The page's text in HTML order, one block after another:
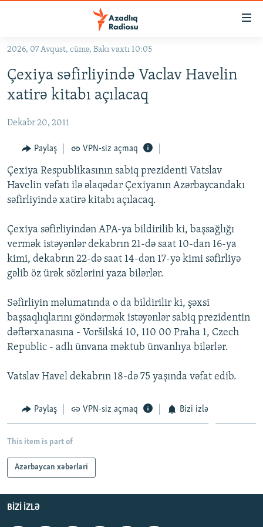
Əsas
qayıt
Əsas
qayıt
#İZAHLA
#ƏSLINDƏ
FƏRQƏ BAX
QANUNI DOĞRU
ARAŞDIRMA
VIDEO
FOTOQALEREYA
İNFOQRAFIKA
KARIKATURA
RADIO ARXIV
OXU ZALI
AZƏRBAYCAN ƏDƏBIYYATI KITABXANASI
İSLAM VƏ DEMOKRATIYA
İZ - MƏDƏNIYYƏT PROQRAMI
HAQQIMIZDA
MISSIYAMIZ
PEŞƏ ETIKASI VƏ JURNALISTIKA STANDARTLARIMIZ
MATERIALLARIMIZDAN ISTIFADƏ
AZADLIQRADIOSU MOBIL TELEFONUNUZDA
XƏBƏR BÜLLETENLƏRIMIZ
RFE/RL-in bütün saytları
2026, 07 Avqust, cümə, Bakı vaxtı 10:05
Çexiya səfirliyində Vaclav Havelin
xatirə kitabı açılacaq
Dekabr 20, 2011
Paylaş VPN-siz açmaq
Çexiya Respublikasının sabiq prezidenti Vatslav
Havelin vəfatı ilə əlaqədar Çexiyanın Azərbaycandakı
səfirliyində xatirə kitabı açılacaq.
Çexiya səfirliyindən APA-ya bildirilib ki, başsağlığı
vermək istəyənlər dekabrın 21-də saat 10-dan 16-ya
kimi, dekabrın 22-də saat 14-dən 17-yə kimi səfirliyə
gəlib öz ürək sözlərini yaza bilərlər.
Səfirliyin məlumatında o da bildirilir ki, şəxsi
başsaqlıqlarını göndərmək istəyənlər sabiq prezidentin
dəftərxanasına - Voršilská 10, 110 00 Praha 1, Czech
Republic - adlı ünvana məktub ünvanlıya bilərlər.
Vatslav Havel dekabrın 18-də 75 yaşında vəfat edib.
Paylaş VPN-siz açmaq Bizi izlə
This item is part of
Azərbaycan xəbərləri
BIZI IZLƏ